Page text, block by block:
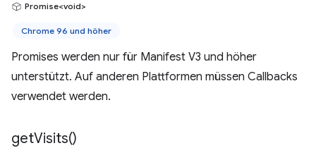
Promise<void>
Chrome 96 und höher
Promises werden nur für Manifest V3 und höher
unterstützt. Auf anderen Plattformen müssen Callbacks
verwendet werden.
getVisits()